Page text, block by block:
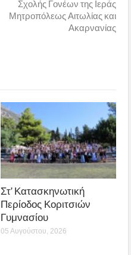
Σχολής Γονέων της Ιεράς
Μητροπόλεως Αιτωλίας και
Ακαρνανίας
Στ’ Κατασκηνωτική
Περίοδος Κοριτσιών
Γυμνασίου
05 Αυγούστου, 2026